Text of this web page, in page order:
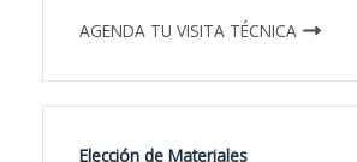
AGENDA TU VISITA TÉCNICA
Elección de Materiales